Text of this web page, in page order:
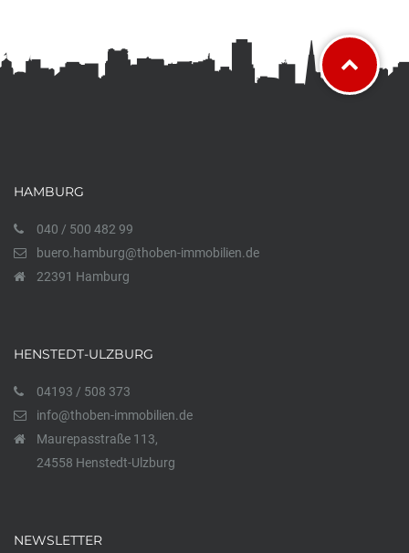
HAMBURG
040 / 500 482 99
buero.hamburg@thoben-immobilien.de
22391 Hamburg
HENSTEDT-ULZBURG
04193 / 508 373
info@thoben-immobilien.de
Maurepasstraße 113,
24558 Henstedt-Ulzburg
NEWSLETTER